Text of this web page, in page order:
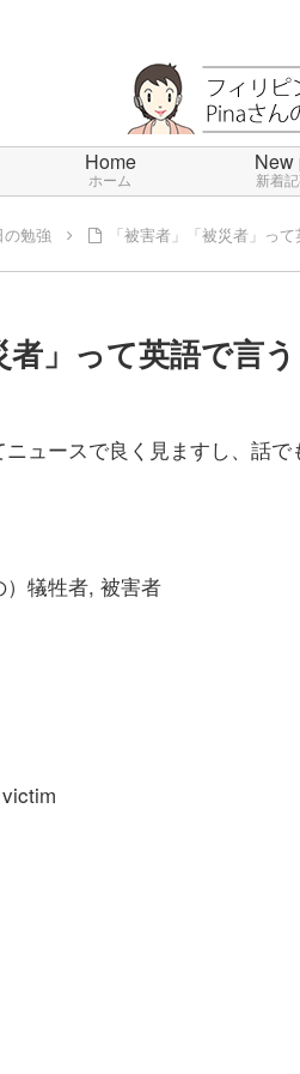
Home
ホーム
New
新着
の勉強 「被害者」「被災者」っ
者」って英語で言
ニュースで良く見ますし、話
）犠牲者, 被害者